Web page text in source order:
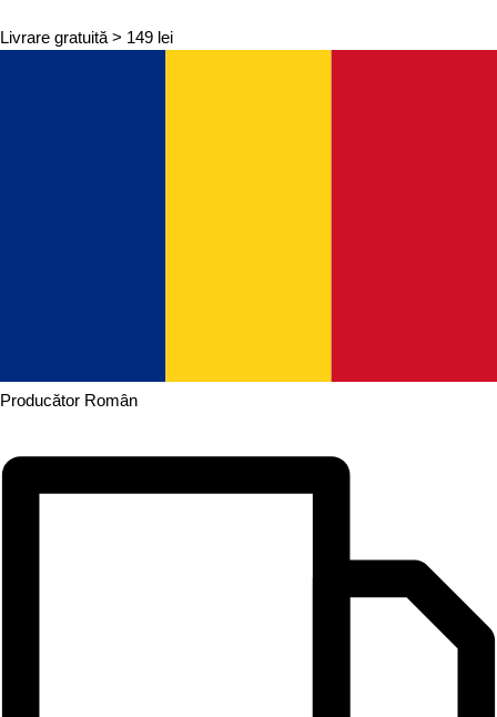
Livrare gratuită > 149 lei
Producător Român